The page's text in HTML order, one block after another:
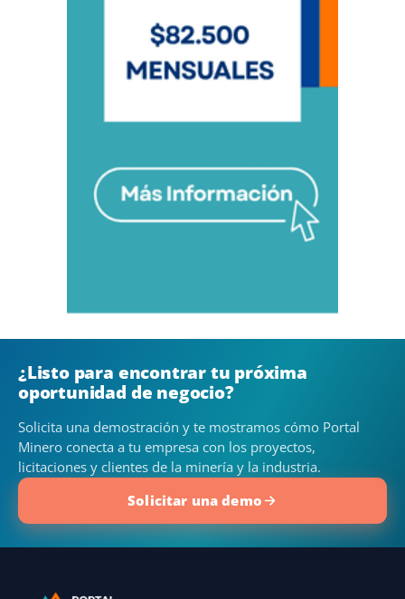
¿Listo para encontrar tu próxima
oportunidad de negocio?
Solicita una demostración y te mostramos cómo Portal
Minero conecta a tu empresa con los proyectos,
licitaciones y clientes de la minería y la industria.
Solicitar una demo